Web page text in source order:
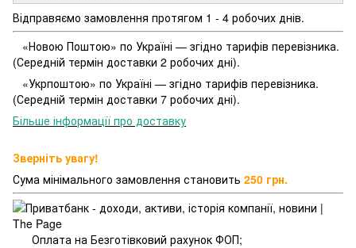
Відправяємо замовлення протягом 1 - 4 робочих днів.
«Новою Поштою» по Україні — згідно тарифів перевізника.
(Середній термін доставки 2 робочих дні).
«Укрпоштою» по Україні — згідно тарифів перевізника.
(Середній термін доставки 7 робочих дні).
Більше інформації про доставку
Зверніть увагу!
Сума мінімального замовлення становить 250 грн.
Оплата на Безготівковий рахунок ФОП;